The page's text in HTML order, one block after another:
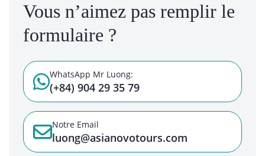
Vous n’aimez pas remplir le
formulaire ?
WhatsApp Mr Luong:
(+84) 904 29 35 79
Notre Email
luong@asianovotours.com